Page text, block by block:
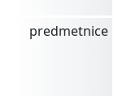
predmetnice